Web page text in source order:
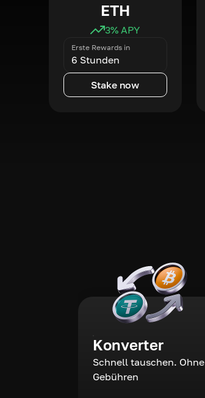
ETH
3% APY
Erste Rewards in
6 Stunden
Stake now
Konverter
Schnell tauschen. Ohne
Gebühren